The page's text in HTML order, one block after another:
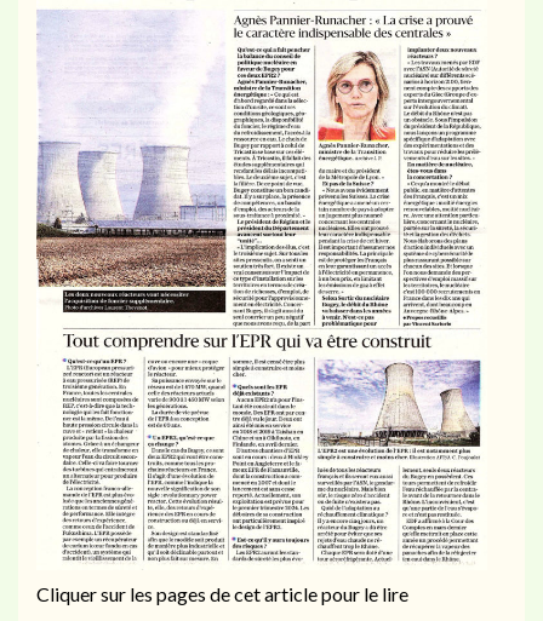
Cliquer sur les pages de cet article pour le lire